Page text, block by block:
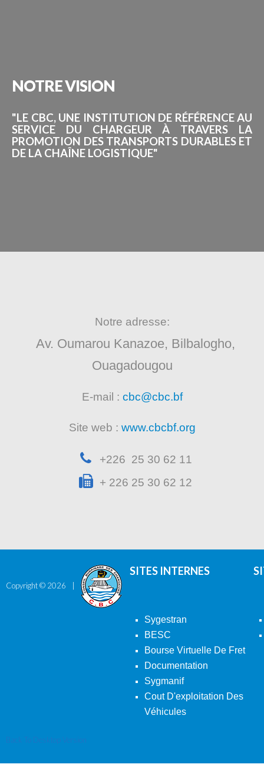
NOTREVISION
"LE CBC, UNE INSTITUTION DE RÉFÉRENCE AU
SERVICE DU CHARGEUR À TRAVERS LA
PROMOTION DES TRANSPORTS DURABLES ET
DE LA CHAÎNE LOGISTIQUE"
Notre adresse:
Av. Oumarou Kanazoe, Bilbalogho,
Ouagadougou
E-mail : cbc@cbc.bf
Site web : www.cbcbf.org
+226 25 30 62 11
+ 226 25 30 62 12
Copyright © 2026
SITES INTERNES
Sygestran
BESC
Bourse Virtuelle De Fret
Documentation
Sygmanif
Cout D'exploitation Des
Véhicules
Back To Desktop Version